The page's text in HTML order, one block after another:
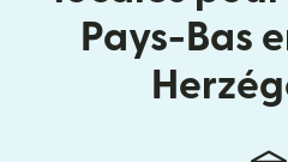
Pays-Bas